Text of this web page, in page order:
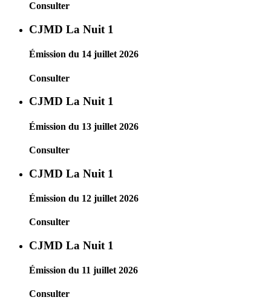
Consulter
CJMD La Nuit 1
Émission du 14 juillet 2026
Consulter
CJMD La Nuit 1
Émission du 13 juillet 2026
Consulter
CJMD La Nuit 1
Émission du 12 juillet 2026
Consulter
CJMD La Nuit 1
Émission du 11 juillet 2026
Consulter